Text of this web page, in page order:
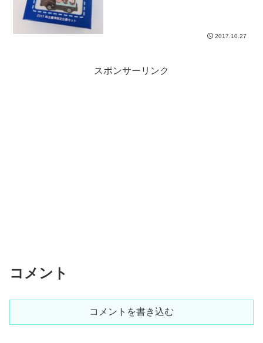
2017.10.27
スポンサーリンク
コメント
コメントを書き込む